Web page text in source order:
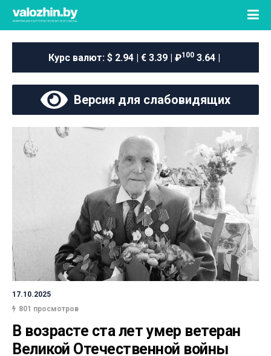
Курс валют: $ 2.94 | € 3.39 | ₽100 3.64 |
Версия для слабовидящих
17.10.2025
801 просмотров
В возрасте ста лет умер ветеран
Великой Отечественной войны